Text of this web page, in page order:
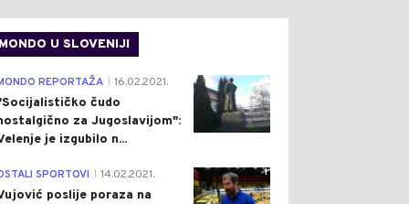
MONDO U SLOVENIJI
4
REPORTAŽA 16.02.2021.
čudo
za Jugoslavijom":
je izgubilo n...
1
SPORTOVI 14.02.2021.
poslije poraza na